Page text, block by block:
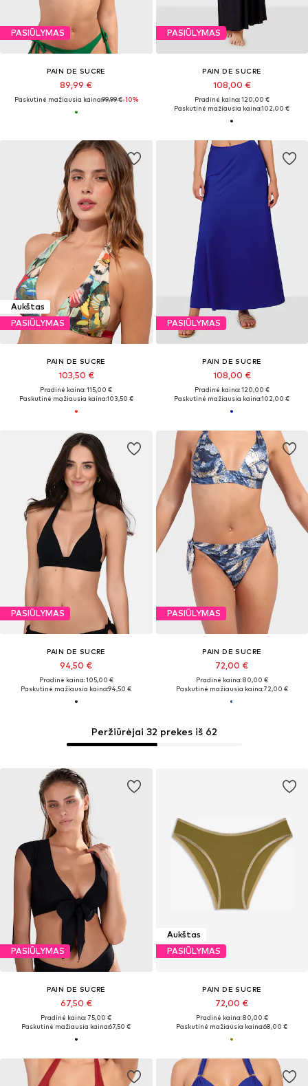
PASIŪLYMAS
PAIN DE SUCRE
89,99 €
Paskutinė mažiausia kaina:99,99 €-10%
PASIŪLYMAS
PAIN DE SUCRE
108,00 €
Pradinė kaina: 120,00 €
Paskutinė mažiausia kaina:102,00 €
Peržiūrėjai 32 prekes iš 62
Aukštas
PASIŪLYMAS
PAIN DE SUCRE
103,50 €
Pradinė kaina: 115,00 €
Paskutinė mažiausia kaina:103,50 €
PASIŪLYMAS
PAIN DE SUCRE
108,00 €
Pradinė kaina: 120,00 €
Paskutinė mažiausia kaina:102,00 €
PASIŪLYMAS
PAIN DE SUCRE
94,50 €
Pradinė kaina: 105,00 €
Paskutinė mažiausia kaina:94,50 €
PASIŪLYMAS
PAIN DE SUCRE
72,00 €
Pradinė kaina: 80,00 €
Paskutinė mažiausia kaina:72,00 €
PASIŪLYMAS
PAIN DE SUCRE
67,50 €
Pradinė kaina: 75,00 €
Paskutinė mažiausia kaina:67,50 €
Aukštas
PASIŪLYMAS
PAIN DE SUCRE
72,00 €
Pradinė kaina: 80,00 €
Paskutinė mažiausia kaina:68,00 €